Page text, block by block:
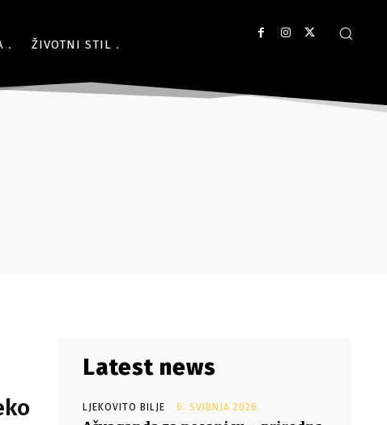
ŽIVOTNI STIL
Latest news
LJEKOVITO BILJE 6. SVIBNJA 2026.